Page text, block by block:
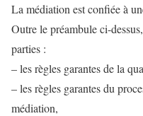
La médiation est confiée à
Outre le préambule ci-
parties :
– les règles garantes de la
– les règles garantes du
médiation,